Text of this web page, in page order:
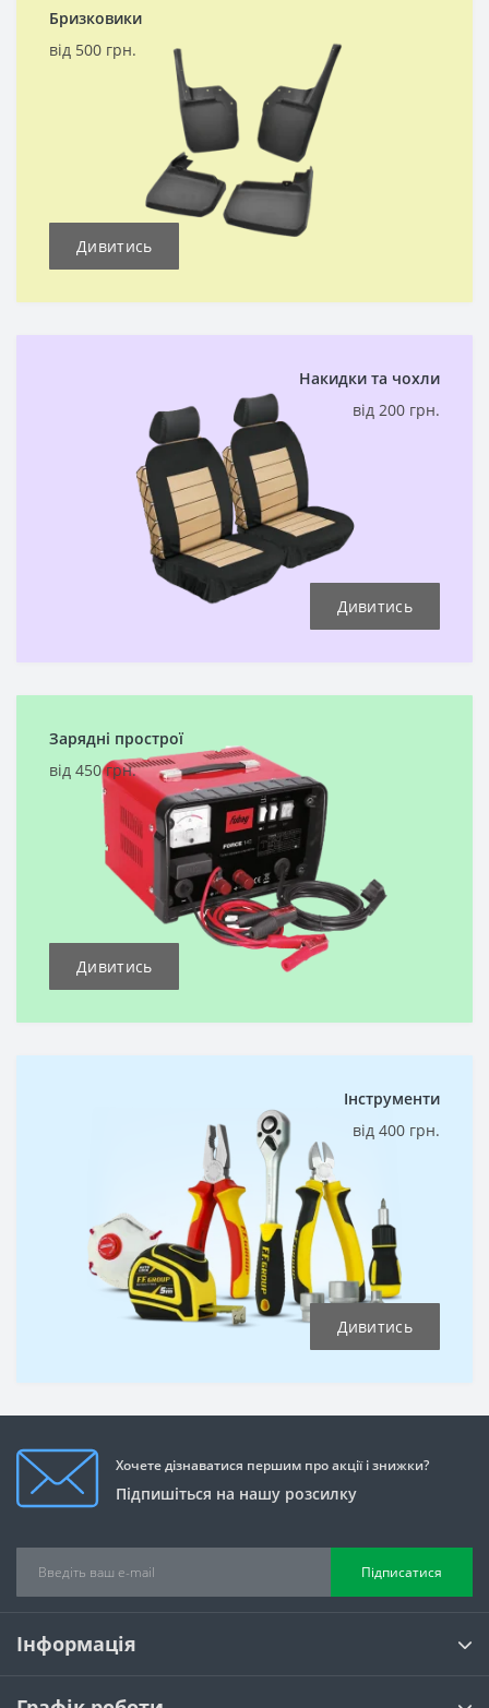
Бризковики
від 500 грн.
Дивитись
Накидки та чохли
від 200 грн.
Дивитись
Зарядні прострої
від 450 грн.
Дивитись
Інструменти
від 400 грн.
Дивитись
Хочете дізнаватися першим про акції і знижки?
Підпишіться на нашу розсилку
Підписатися
Інформація